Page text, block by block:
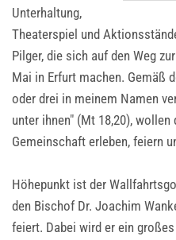
Unterhaltung,
Theaterspiel und
Pilger, die sich auf den Weg
Mai in Erfurt machen. Gemäß
oder drei in meinem Namen
unter ihnen" (Mt 18,20),
Gemeinschaft erleben, feiern
Höhepunkt ist der
den Bischof Dr. Joachim
feiert. Dabei wird er ein